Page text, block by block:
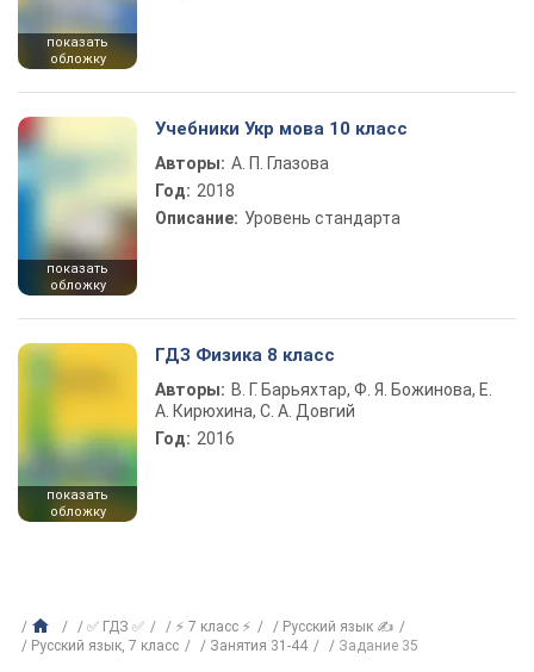
показать
обложку
показать
обложку
Учебники Укр мова 10 класс
Авторы: А. П. Глазова
Год: 2018
Описание: Уровень стандарта
показать
обложку
ГДЗ Физика 8 класс
Авторы: В. Г. Барьяхтар, Ф. Я. Божинова, Е.
А. Кирюхина, С. А. Довгий
Год: 2016
✅ ГДЗ ✅ ⚡ 7 класс ⚡
Русский язык ✍
Русский язык, 7 класс
Занятия 31-44 Задание 35